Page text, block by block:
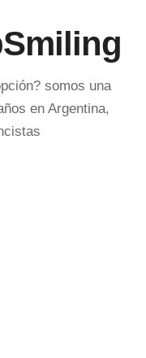
somos una
en Argentina,